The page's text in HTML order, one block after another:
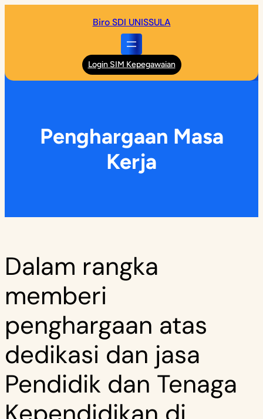
Biro SDI UNISSULA
Login SIM Kepegawaian
Penghargaan Masa
Kerja
Dalam rangka
memberi
penghargaan atas
dedikasi dan jasa
Pendidik dan Tenaga